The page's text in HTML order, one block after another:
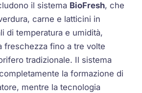
il sistema BioFresh, che
carne e latticini in
di temperatura e umidità,
freschezza fino a tre volte
tradizionale. Il sistema
la formazione di
mentre la tecnologia